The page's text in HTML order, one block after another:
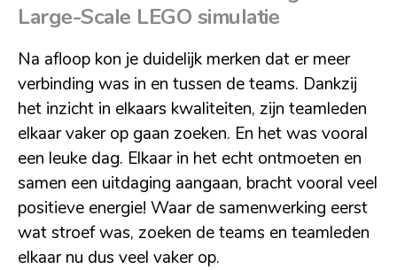
Large-Scale LEGO simulatie
Na afloop kon je duidelijk merken dat er meer
verbinding was in en tussen de teams. Dankzij
het inzicht in elkaars kwaliteiten, zijn teamleden
elkaar vaker op gaan zoeken. En het was vooral
een leuke dag. Elkaar in het echt ontmoeten en
samen een uitdaging aangaan, bracht vooral veel
positieve energie! Waar de samenwerking eerst
wat stroef was, zoeken de teams en teamleden
elkaar nu dus veel vaker op.